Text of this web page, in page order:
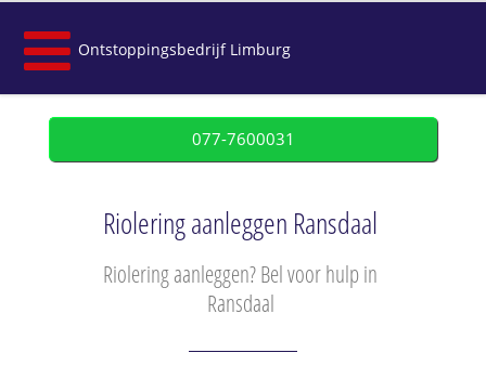
Ontstoppingsbedrijf Limburg
077-7600031
Riolering aanleggen Ransdaal
Riolering aanleggen? Bel voor hulp in
Ransdaal